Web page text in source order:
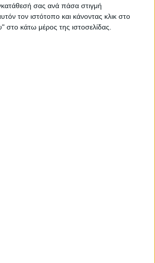
σας ανά πάσα στιγμή
τον ιστότοπο και κάνοντας κλικ στο
στο κάτω μέρος της ιστοσελίδας.
ή ειδικής διάταξης, μη
της παρ. 1 του άρθρου 47
Εισοδήματος (ν.